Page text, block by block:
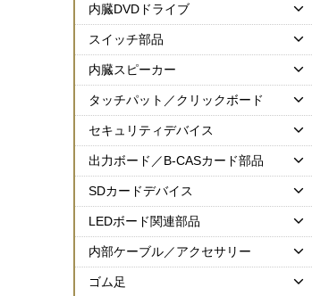
内臓DVDドライブ
スイッチ部品
内臓スピーカー
タッチパット／クリックボード
セキュリティデバイス
出力ボード／B-CASカード部品
SDカードデバイス
LEDボード関連部品
内部ケーブル／アクセサリー
ゴム足